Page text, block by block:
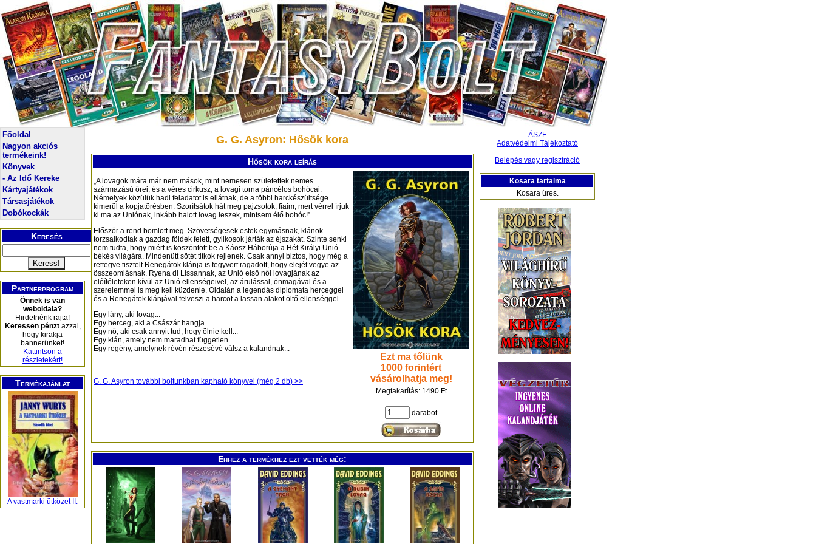
Főoldal
Nagyon akciós
termékeink!
Könyvek
- Az Idő Kereke
Kártyajátékok
Társasjátékok
Dobókockák
Keresés
Partnerprogram
Önnek is van
weboldala?
Hirdetnénk rajta!
Keressen pénztazzal,
hogy kirakja
bannerünket!
Kattintson a
részletekért!
Termékajánlat
A vastmarki ütközet II.
G. G. Asyron: Hősök kora
Hősök kora leírás
Ezt ma tőlünk
1000 forintért
vásárolhatja meg!
Megtakarítás: 1490 Ft
darabot
„A lovagok mára már nem mások, mint nemesen születettek nemes
származású őrei, és a véres cirkusz, a lovagi torna páncélos bohócai.
Némelyek közülük hadi feladatot is ellátnak, de a többi harckészültsége
kimerül a kopjatörésben. Szorítsátok hát meg pajzsotok, fiaim, mert vérrel írjuk
ki ma az Uniónak, inkább halott lovag leszek, mintsem élő bohóc!”
Először a rend bomlott meg. Szövetségesek estek egymásnak, klánok
torzsalkodtak a gazdag földek felett, gyilkosok járták az éjszakát. Szinte senki
nem tudta, hogy miért is köszöntött be a Káosz Háborúja a Hét Királyi Unió
békés világára. Mindenütt sötét titkok rejlenek. Csak annyi biztos, hogy még a
rettegve tisztelt Renegátok klánja is fegyvert ragadott, hogy elejét vegye az
összeomlásnak. Ryena di Lissannak, az Unió első női lovagjának az
előítéleteken kívül az Unió ellenségeivel, az árulással, önmagával és a
szerelemmel is meg kell küzdenie. Oldalán a legendás diplomata herceggel
és a Renegátok klánjával felveszi a harcot a lassan alakot öltő ellenséggel.
Egy lány, aki lovag...
Egy herceg, aki a Császár hangja...
Egy nő, aki csak annyit tud, hogy ölnie kell...
Egy klán, amely nem maradhat független...
Egy regény, amelynek révén részesévé válsz a kalandnak...
G. G. Asyron további boltunkban kapható könyvei (még 2 db) >>
Ehhez a termékhez ezt vették még:
ÁSZF
Adatvédelmi Tájékoztató
Belépés vagy regisztráció
Kosara tartalma
Kosara üres.